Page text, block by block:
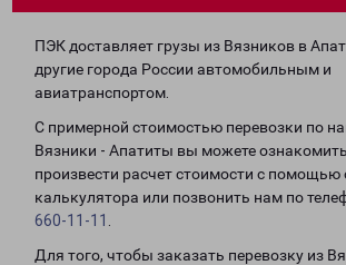
ПЭК доставляет грузы из Вязников в
другие города России автомобильным и
авиатранспортом.
С примерной стоимостью перевозки по
Вязники - Апатиты вы можете
произвести расчет стоимости с помощью
калькулятора или позвонить нам по
660-11-11
Для того, чтобы заказать перевозку из